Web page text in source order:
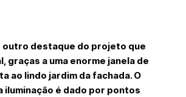
outro destaque do projeto que
graças a uma enorme janela de
ao lindo jardim da fachada. O
iluminação é dado por pontos